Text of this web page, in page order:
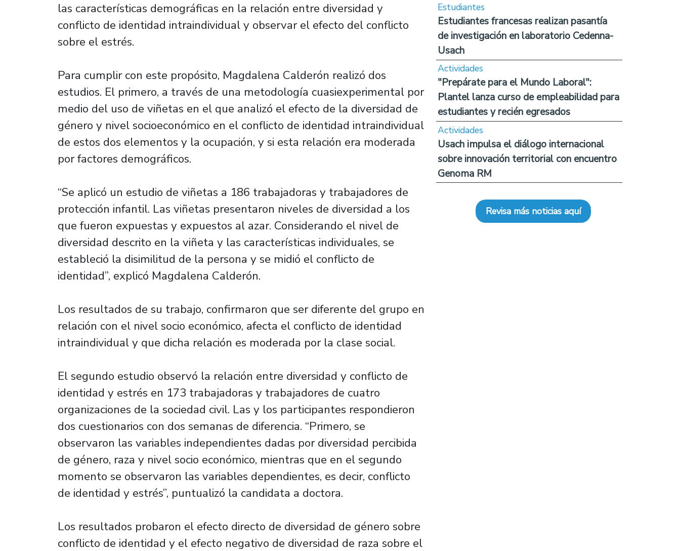
las características demográficas en la relación entre diversidad y
conflicto de identidad intraindividual y observar el efecto del conflicto
sobre el estrés.
Para cumplir con este propósito, Magdalena Calderón realizó dos
estudios. El primero, a través de una metodología cuasiexperimental por
medio del uso de viñetas en el que analizó el efecto de la diversidad de
género y nivel socioeconómico en el conflicto de identidad intraindividual
de estos dos elementos y la ocupación, y si esta relación era moderada
por factores demográficos.
“Se aplicó un estudio de viñetas a 186 trabajadoras y trabajadores de
protección infantil. Las viñetas presentaron niveles de diversidad a los
que fueron expuestas y expuestos al azar. Considerando el nivel de
diversidad descrito en la viñeta y las características individuales, se
estableció la disimilitud de la persona y se midió el conflicto de
identidad”, explicó Magdalena Calderón.
Los resultados de su trabajo, confirmaron que ser diferente del grupo en
relación con el nivel socio económico, afecta el conflicto de identidad
intraindividual y que dicha relación es moderada por la clase social.
El segundo estudio observó la relación entre diversidad y conflicto de
identidad y estrés en 173 trabajadoras y trabajadores de cuatro
organizaciones de la sociedad civil. Las y los participantes respondieron
dos cuestionarios con dos semanas de diferencia. “Primero, se
observaron las variables independientes dadas por diversidad percibida
de género, raza y nivel socio económico, mientras que en el segundo
momento se observaron las variables dependientes, es decir, conflicto
de identidad y estrés”, puntualizó la candidata a doctora.
Los resultados probaron el efecto directo de diversidad de género sobre
conflicto de identidad y el efecto negativo de diversidad de raza sobre el
Estudiantes
Estudiantes francesas realizan pasantía
de investigación en laboratorio Cedenna-
Usach
Actividades
"Prepárate para el Mundo Laboral":
Plantel lanza curso de empleabilidad para
estudiantes y recién egresados
Actividades
Usach impulsa el diálogo internacional
sobre innovación territorial con encuentro
Genoma RM
Revisa más noticias aquí